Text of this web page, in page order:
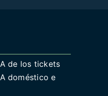
de los tickets
doméstico e